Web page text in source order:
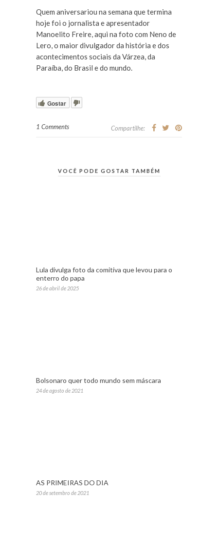
Quem aniversariou na semana que termina
hoje foi o jornalista e apresentador
Manoelito Freire, aqui na foto com Neno de
Lero, o maior divulgador da história e dos
acontecimentos sociais da Várzea, da
Paraíba, do Brasil e do mundo.
Gostar
1 Comments Compartilhe:
VOCÊ PODE GOSTAR TAMBÉM
Lula divulga foto da comitiva que levou para o
enterro do papa
26 de abril de 2025
Bolsonaro quer todo mundo sem máscara
24 de agosto de 2021
AS PRIMEIRAS DO DIA
20 de setembro de 2021